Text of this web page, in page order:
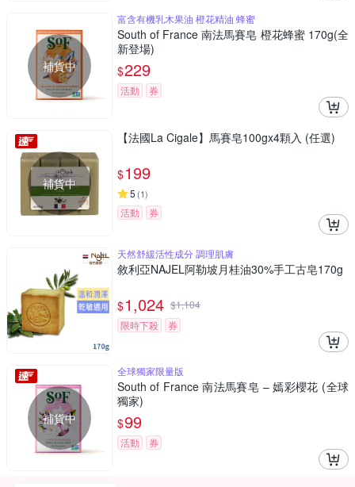
補貨中
富含有機乳木果油 橙花精油 蜂蜜
South of France 南法馬賽皂 橙花蜂蜜 170g(全
新登場)
$229
活動 券
補貨中
【法國La Cigale】馬賽皂100gx4顆入 (任選)
$199
5 (1)
活動 券
天然舒緩活性成分 調理肌膚
敘利亞NAJEL阿勒坡月桂油30%手工古皂170g
$1,024 $1,104
限時下殺
券
補貨中
全球獨家限量版
South of France 南法馬賽皂 – 嫣彩櫻花 (全球
獨家)
$99
活動 券